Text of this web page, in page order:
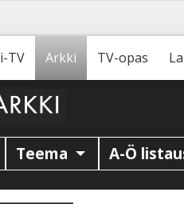
TV Arkki TV-opas
Teema A-Ö